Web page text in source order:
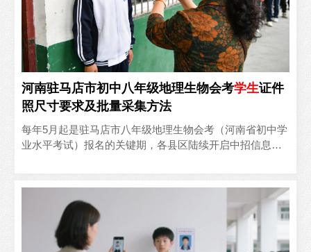
河南驻马店市初中八年级地理生物会考学生证件
照尺寸要求及批量采集方法
‍每年5月起是驻马店市八年级地理生物会考（河南省初中学
业水平考试）报名的关键期，各县区陆续开启中招信息采